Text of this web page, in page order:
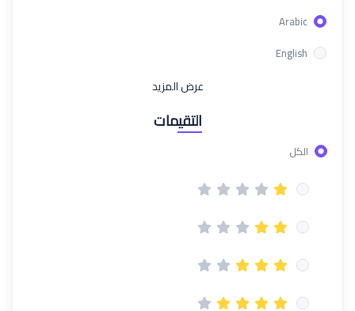
Arabic
English
عرض المزيد
التقيمات
الكل